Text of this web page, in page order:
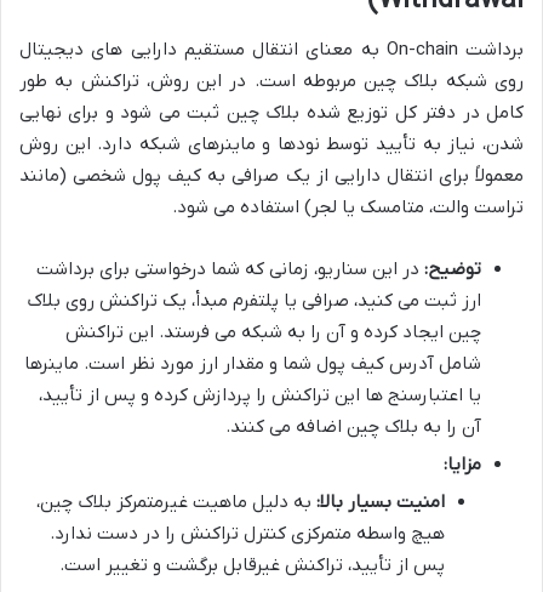
برداشت On-chain به معنای انتقال مستقیم دارایی های دیجیتال
روی شبکه بلاک چین مربوطه است. در این روش، تراکنش به طور
کامل در دفتر کل توزیع شده بلاک چین ثبت می شود و برای نهایی
شدن، نیاز به تأیید توسط نودها و ماینرهای شبکه دارد. این روش
معمولاً برای انتقال دارایی از یک صرافی به کیف پول شخصی (مانند
تراست والت، متامسک یا لجر) استفاده می شود.
توضیح: در این سناریو، زمانی که شما درخواستی برای برداشت
ارز ثبت می کنید، صرافی یا پلتفرم مبدأ، یک تراکنش روی بلاک
چین ایجاد کرده و آن را به شبکه می فرستد. این تراکنش
شامل آدرس کیف پول شما و مقدار ارز مورد نظر است. ماینرها
یا اعتبارسنج ها این تراکنش را پردازش کرده و پس از تأیید،
آن را به بلاک چین اضافه می کنند.
مزایا:
امنیت بسیار بالا: به دلیل ماهیت غیرمتمرکز بلاک چین،
هیچ واسطه متمرکزی کنترل تراکنش را در دست ندارد.
پس از تأیید، تراکنش غیرقابل برگشت و تغییر است.